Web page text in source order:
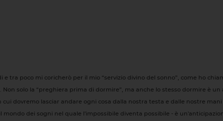
e tra poco mi coricherò per il mio “servizio divino del sonno”, come ho
Non solo la “preghiera prima di dormire”, ma anche lo stesso dormire è
dovremo lasciar andare ogni cosa dalla nostra testa e dalle nostre
mondo dei sogni nel quale l'impossibile diventa possibile - è